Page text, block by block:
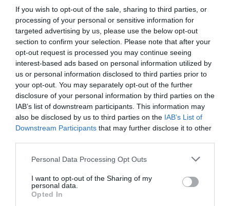
If you wish to opt-out of the sale, sharing to third parties, or
processing of your personal or sensitive information for
targeted advertising by us, please use the below opt-out
section to confirm your selection. Please note that after your
opt-out request is processed you may continue seeing
interest-based ads based on personal information utilized by
us or personal information disclosed to third parties prior to
your opt-out. You may separately opt-out of the further
disclosure of your personal information by third parties on the
IAB’s list of downstream participants. This information may
also be disclosed by us to third parties on the IAB’s List of
Downstream Participants that may further disclose it to other
Please note that this website/app uses one or more Google
not limited to your visit or usage behaviour. You may click to
grant or deny consent to Google and its third-party tags to
use your data for below specified purposes in below Google
Personal Data Processing Opt Outs
I want to opt-out of the Sharing of my
personal data.
Opted In
MÁR SZAMARAT IS BÉRELHETÜNK A
KONFERENCIABESZÉLGETÉSEINKHEZ EGY FARMRÓL
KÖVETKEZŐ CIKK
VÁRANDÓS NŐKNEK SZÁNJÁK A SAVANYÚ, UBORKÁS